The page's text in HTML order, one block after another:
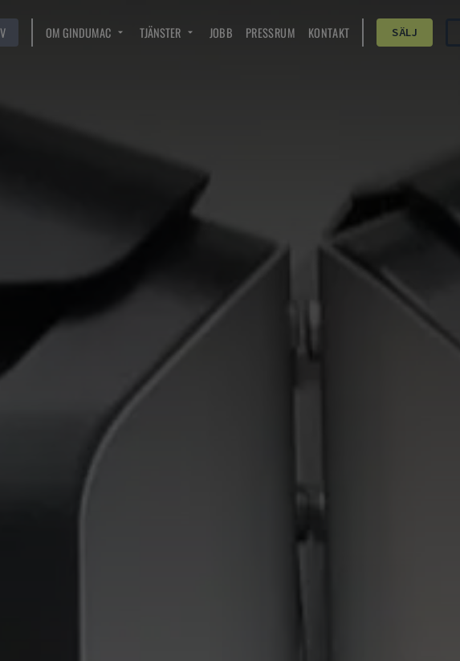
OM GINDUMAC TJÄNSTER JOBB PRESSRUM KONTAKT SÄLJ